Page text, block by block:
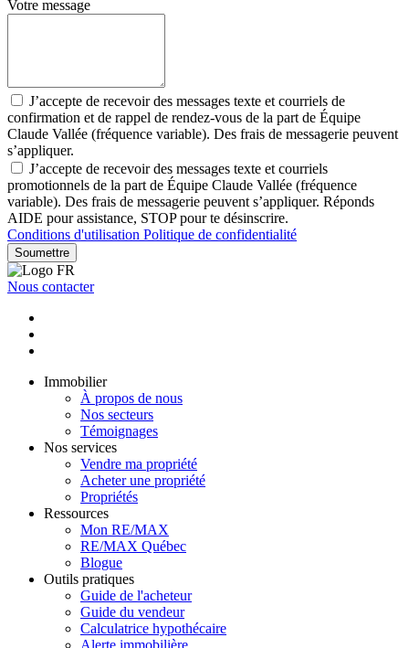
Votre message
J’accepte de recevoir des messages texte et courriels de
confirmation et de rappel de rendez-vous de la part de Équipe
Claude Vallée (fréquence variable). Des frais de messagerie peuvent
s’appliquer.
J’accepte de recevoir des messages texte et courriels
promotionnels de la part de Équipe Claude Vallée (fréquence
variable). Des frais de messagerie peuvent s’appliquer. Réponds
AIDE pour assistance, STOP pour te désinscrire.
Conditions d'utilisation Politique de confidentialité
Soumettre
Nous contacter
Immobilier
À propos de nous
Nos secteurs
Témoignages
Nos services
Vendre ma propriété
Acheter une propriété
Propriétés
Ressources
Mon RE/MAX
RE/MAX Québec
Blogue
Outils pratiques
Guide de l'acheteur
Guide du vendeur
Calculatrice hypothécaire